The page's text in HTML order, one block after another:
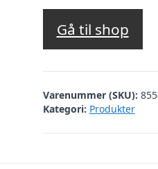
Gå til shop
Varenummer (SKU):
Kategori: Produkter